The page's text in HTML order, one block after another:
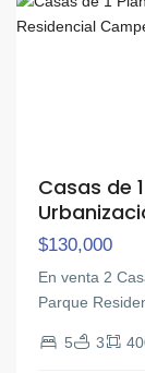
Casas de
$130,000
En venta 2
Parque
5 3
La